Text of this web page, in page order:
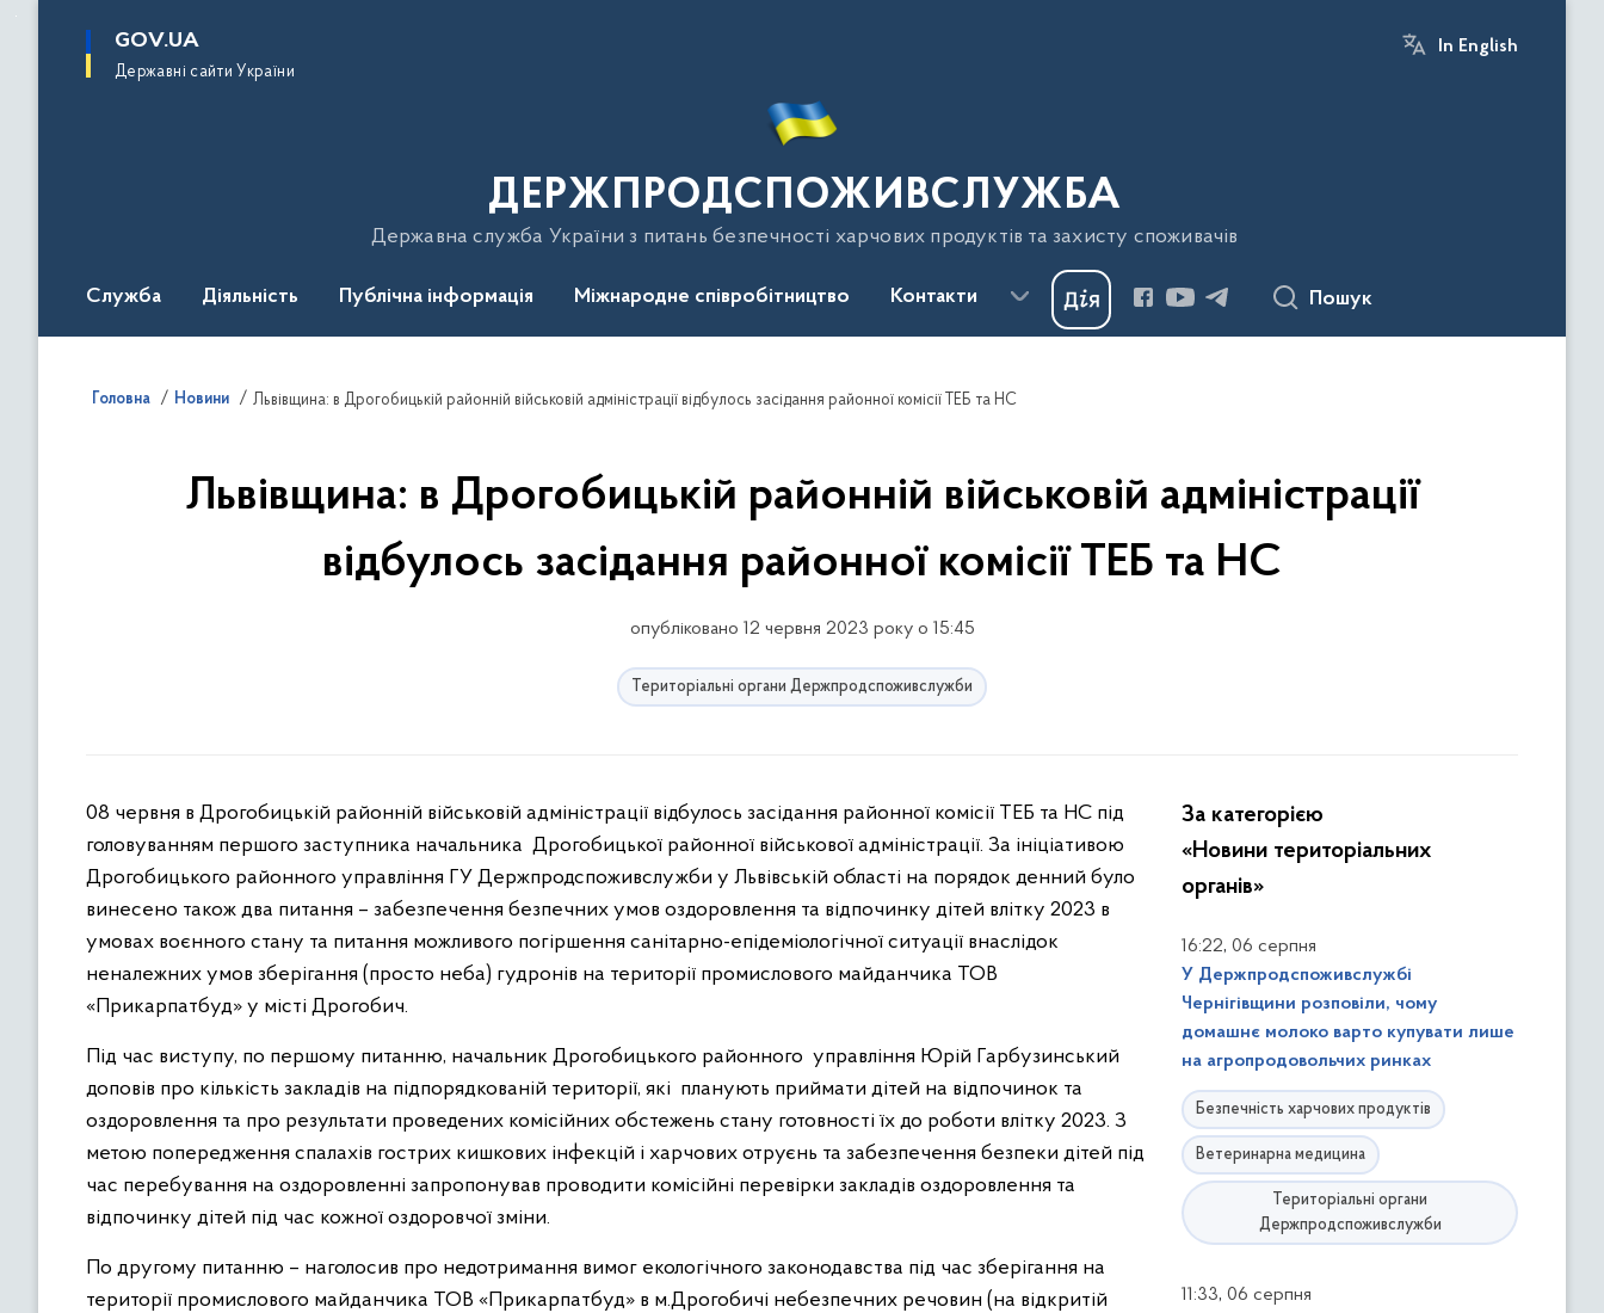
основного
GOV.UA
Державні сайти України
In English
ДЕРЖПРОДСПОЖИВСЛУЖБА
Державна служба України з питань безпечності харчових продуктів та захисту споживачів
Служба Діяльність Публічна інформація Міжнародне співробітництво Контакти Пошук
Головна Новини Львівщина: в Дрогобицькій районній військовій адміністрації відбулось засідання районної комісії ТЕБ та НС
Львівщина: в Дрогобицькій районній військовій адміністрації
відбулось засідання районної комісії ТЕБ та НС
опубліковано 12 червня 2023 року о 15:45
Територіальні органи Держпродспоживслужби
08 червня в Дрогобицькій районній військовій адміністрації відбулось засідання районної комісії ТЕБ та НС під
головуванням першого заступника начальника Дрогобицької районної військової адміністрації. За ініціативою
Дрогобицького районного управління ГУ Держпродспоживслужби у Львівській області на порядок денний було
винесено також два питання – забезпечення безпечних умов оздоровлення та відпочинку дітей влітку 2023 в
умовах воєнного стану та питання можливого погіршення санітарно-епідеміологічної ситуації внаслідок
неналежних умов зберігання (просто неба) гудронів на території промислового майданчика ТОВ
«Прикарпатбуд» у місті Дрогобич.
Під час виступу, по першому питанню, начальник Дрогобицького районного управління Юрій Гарбузинський
доповів про кількість закладів на підпорядкованій території, які планують приймати дітей на відпочинок та
оздоровлення та про результати проведених комісійних обстежень стану готовності їх до роботи влітку 2023. З
метою попередження спалахів гострих кишкових інфекцій і харчових отруєнь та забезпечення безпеки дітей під
час перебування на оздоровленні запропонував проводити комісійні перевірки закладів оздоровлення та
відпочинку дітей під час кожної оздоровчої зміни.
По другому питанню – наголосив про недотримання вимог екологічного законодавства під час зберігання на
території промислового майданчика ТОВ «Прикарпатбуд» в м.Дрогобичі небезпечних речовин (на відкритій
За категорією
«Новини територіальних
органів»
16:22, 06 серпня
У Держпродспоживслужбі
Чернігівщини розповіли, чому
домашнє молоко варто купувати лише
на агропродовольчих ринках
Безпечність харчових продуктів
Ветеринарна медицина
Територіальні органи
Держпродспоживслужби
11:33, 06 серпня